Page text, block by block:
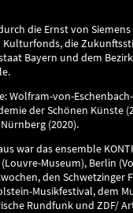
die Ernst von
Kulturfonds, die
Bayern und dem
Wolfram-von-
der Schönen Künste
(2020).
war das ensemble
Museum), Berlin
den Schwetzinger
Musikfestival, dem
Rundfunk und ZDF/